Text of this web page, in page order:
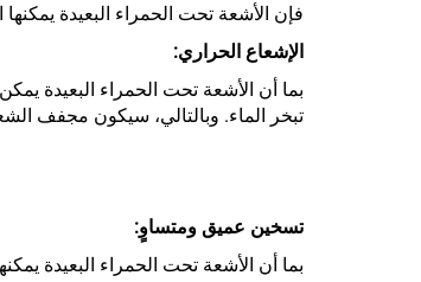
فإن الأشعة تحت الحمراء البعيدة
الإشعاع الحراري:
بما أن الأشعة تحت الحمراء البعيدة
تبخر الماء. وبالتالي، سيكون مجفف
تسخين عميق ومتساوٍ:
بما أن الأشعة تحت الحمراء البعيدة